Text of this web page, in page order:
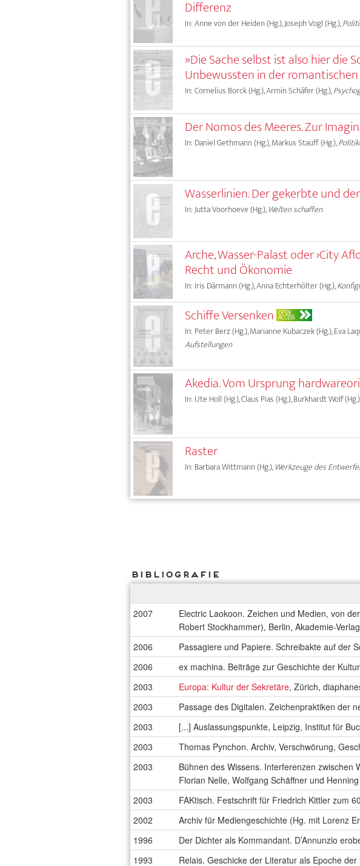
Differenz
In: Anne von der Heiden (Hg.), Joseph Vogl (Hg.),
»Die Sache selbst ist also hier die
Unbewussten in der
In: Cornelius Borck (Hg.), Armin Schäfer (Hg.),
Der Nomos des Meeres. Zur
In: Daniel Gethmann (Hg.), Markus Stauff (Hg.),
Wasserlinien. Der gekerbte und
In: Jutta Voorhoeve (Hg.),Welten schaffen
Arche, Wasser-Palast oder ›City
Recht und Ökonomie
In: Iris Därmann (Hg.), Anna Echterhölter (Hg.),
Schiffe Versenken OPEN
ACCESS
In: Peter Berz (Hg.), Marianne Kubaczek (Hg.), Eva
Aufstellungen
Akedia. Vom Ursprung
In: Ute Holl (Hg.), Claus Pias (Hg.), Burkhardt Wolf
Raster
In: Barbara Wittmann (Hg.),Werkzeuge des
Bibliografie
2007
Electric Laokoon. Zeichen und Medien, von
Robert Stockhammer), Berlin, Akademie-Verlag
2006
Passagiere und Papiere. Schreibakte auf der
2006
ex machina. Beiträge zur Geschichte der
2003
Europa: Kultur der Sekretäre, Zürich,
2003
Passage des Digitalen. Zeichenpraktiken der
2003
[...] Auslassungspunkte, Leipzig, Institut für
2003
Thomas Pynchon. Archiv, Verschwörung,
2003
Bühnen des Wissens. Interferenzen zwischen
Florian Nelle, Wolfgang Schäffner und
2003
FAKtisch. Festschrift für Friedrich Kittler zum
2002
Archiv für Mediengeschichte (Hg. mit Lorenz
1996
Der Dichter als Kommandant. D’Annunzio
1993
Relais. Geschicke der Literatur als Epoche